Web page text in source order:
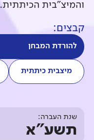
והמיצ"בית הכיתתית.
קבצים:
להורדת המבחן
מיצבית כיתתית
שנת העברה:
תשע"א